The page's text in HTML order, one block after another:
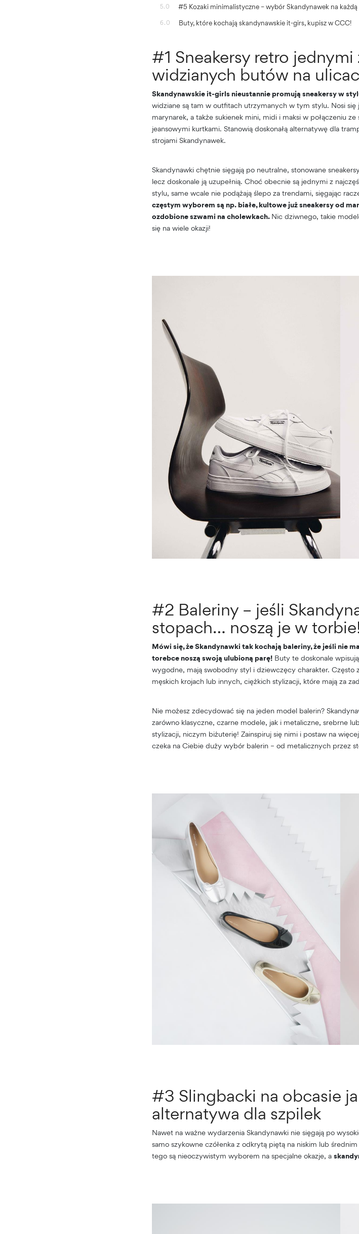
5.0 #5 Kozaki minimalistyczne – wybór Skandynawek na
6.0 Buty, które kochają skandynawskie it-girs, kupisz w CCC!
#1 Sneakersy retro jednymi
widzianych butów na
Skandynawskie it-girls nieustannie promują sneakersy w
widziane są tam w outfitach utrzymanych w tym stylu. Nosi
marynarek, a także sukienek mini, midi i maksi w połączeniu
jeansowymi kurtkami. Stanowią doskonałą alternatywę dla
strojami Skandynawek.
Skandynawki chętnie sięgają po neutralne, stonowane
lecz doskonale ją uzupełnią. Choć obecnie są jednymi z
stylu, same wcale nie podążają ślepo za trendami, sięgając
częstym wyborem są np. białe, kultowe już sneakersy od
ozdobione szwami na cholewkach. Nic dziwnego, takie
się na wiele okazji!
#2 Baleriny – jeśli
stopach… noszą je w torbie!
Mówi się, że Skandynawki tak kochają baleriny, że jeśli nie
torebce noszą swoją ulubioną parę! Buty te doskonale
wygodne, mają swobodny styl i dziewczęcy charakter. Często
męskich krojach lub innych, ciężkich stylizacji, które mają za
Nie możesz zdecydować się na jeden model balerin?
zarówno klasyczne, czarne modele, jak i metaliczne, srebrne
stylizacji, niczym biżuterię! Zainspiruj się nimi i postaw na
czeka na Ciebie duży wybór balerin – od metalicznych przez
#3 Slingbacki na obcasie
alternatywa dla szpilek
Nawet na ważne wydarzenia Skandynawki nie sięgają po
samo szykowne czółenka z odkrytą piętą na niskim lub
tego są nieoczywistym wyborem na specjalne okazje, a